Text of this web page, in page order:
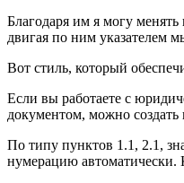
Благодаря им я могу
двигая по ним указателем
Вот стиль, который
Если вы работаете с
документом, можно
По типу пунктов 1.1, 2.1,
нумерацию автоматически.